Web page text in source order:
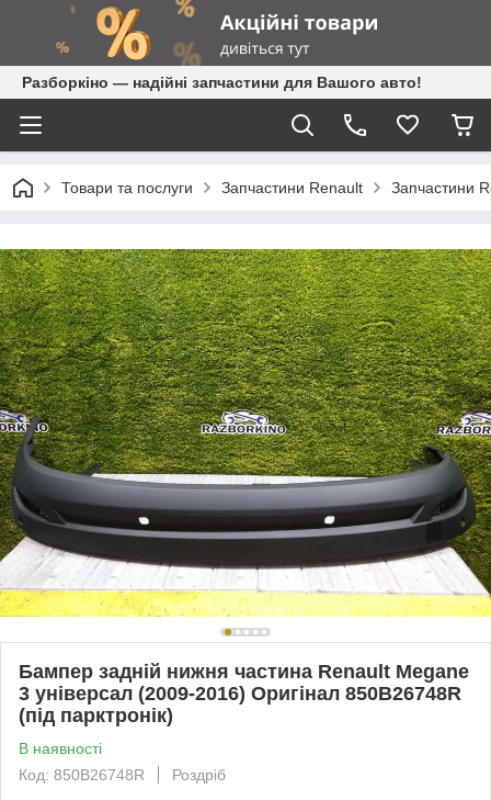
Разборкіно — надійні запчастини для Вашого авто!
Товари та послуги Запчастини Renault Запчастини
Бампер задній нижня частина Renault Megane
3 універсал (2009-2016) Оригінал 850B26748R
(під парктронік)
В наявності
Код: 850B26748R
Роздріб